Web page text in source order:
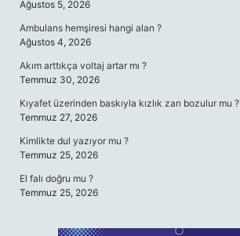
Ağustos 5, 2026
Ambulans hemşiresi hangi alan ?
Ağustos 4, 2026
Akım arttıkça voltaj artar mı ?
Temmuz 30, 2026
Kıyafet üzerinden baskıyla kızlık zarı bozulur mu ?
Temmuz 27, 2026
Kimlikte dul yazıyor mu ?
Temmuz 25, 2026
El falı doğru mu ?
Temmuz 25, 2026